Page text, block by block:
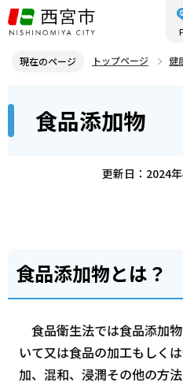
こ
の
ジ
先
現在のページ トップページ 健
こ
食品添加物
更新日：2024
食品添加物とは？
食品衛生法では食品添加
いて又は食品の加工もしく
加、混和、浸潤その他の方